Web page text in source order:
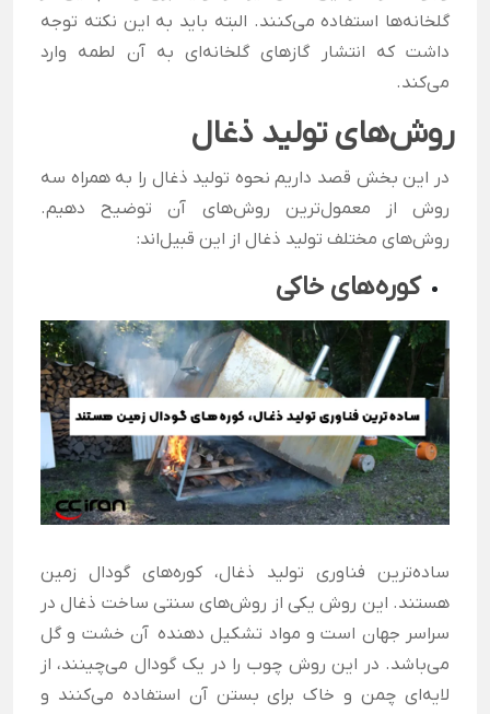
گلخانه‌ها استفاده می‌کنند. البته باید به این نکته توجه
داشت که انتشار گازهای گلخانه‌ای به آن لطمه وارد
می‌کند.
روش‌های تولید ذغال
در این بخش قصد داریم نحوه تولید ذغال را به همراه سه
روش از معمول‌ترین روش‌های آن توضیح دهیم.
روش‌های مختلف تولید ذغال از این قبیل‌اند:
کوره‌های خاکی
ساده‌ترین فناوری تولید ذغال، کوره‌های گودال زمین
هستند. این روش یکی از روش‌های سنتی ساخت ذغال در
سراسر جهان است و مواد تشکیل دهنده آن خشت و گل
می‌باشد. در این روش چوب را در یک گودال می‎‌‌چینند، از
لایه‌ای چمن و خاک برای بستن آن استفاده می‌کنند و